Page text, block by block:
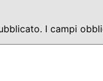
I campi